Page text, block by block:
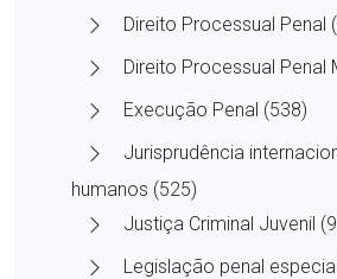
Direito Processual Penal
Direito Processual Penal
Execução Penal (538)
Jurisprudência
humanos (525)
Justiça Criminal Juvenil
Legislação penal